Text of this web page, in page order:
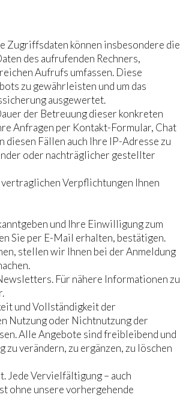
Zugriffsdaten können insbesondere die
des aufrufenden Rechners,
Aufrufs umfassen. Diese
zu gewährleisten und um das
ausgewertet.
der Betreuung dieser konkreten
Anfragen per Kontakt-Formular, Chat
Fällen auch Ihre IP-Adresse zu
oder nachträglicher gestellter
Verpflichtungen Ihnen
und Ihre Einwilligung zum
Sie per E-Mail erhalten, bestätigen.
stellen wir Ihnen bei der Anmeldung
Für nähere Informationen zu
und Vollständigkeit der
Nutzung oder Nichtnutzung der
Alle Angebote sind freibleibend und
verändern, zu ergänzen, zu löschen
Jede Vervielfältigung – auch
ohne unsere vorhergehende